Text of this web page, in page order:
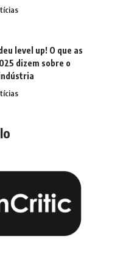
level up! O que as
dizem sobre o